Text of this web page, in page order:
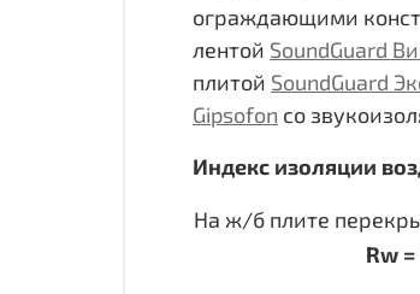
ограждающими
лентой SoundGuard
плитой SoundGuard
Gipsofon со
Индекс изоляции
На ж/б плите
Rw